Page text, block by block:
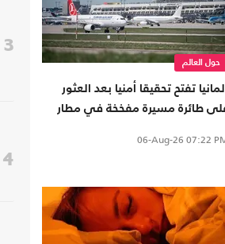
حول العالم
ألمانيا تفتح تحقيقا أمنيا بعد العثور
طائرة مسيرة مفخخة في مطار
06-Aug-26 07:22
3
4